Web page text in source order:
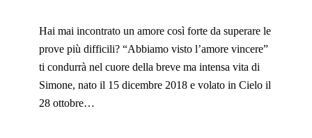
0
0
€
u
a
n
t
i
Hai mai incontrato un amore così forte da superare le
prove più difficili? “Abbiamo visto l’amore vincere”
ti condurrà nel cuore della breve ma intensa vita di
Simone, nato il 15 dicembre 2018 e volato in Cielo il
28 ottobre…